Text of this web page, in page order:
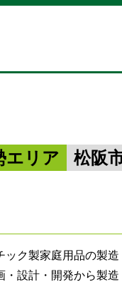
エリア 松阪
ク製家庭用品の製造
設計・開発から製造